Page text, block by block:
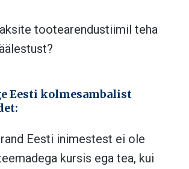
tootearendustiimil teha
Eesti kolmesambalist
Eesti inimestest ei ole
kursis ega tea, kui